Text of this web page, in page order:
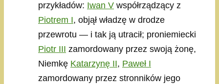
przykładów: Iwan V współrządzący z
Piotrem I, objął władzę w drodze
przewrotu — i tak ją utracił; proniemiecki
Piotr III zamordowany przez swoją żonę,
Niemkę Katarzynę II, Paweł I
zamordowany przez stronników jego